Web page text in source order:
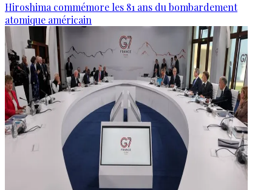
Hiroshima commémore les 81 ans du bombardement
atomique américain